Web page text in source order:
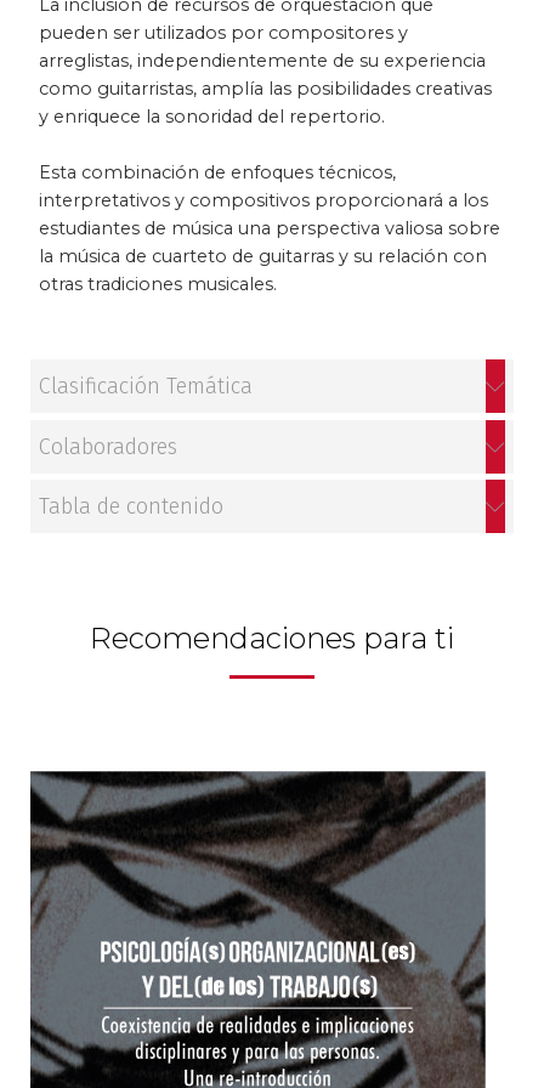
Patrimonio
Periodismo
Política y gobierno
Posconflicto
Psicología
La inclusión de recursos de orquestación que
pueden ser utilizados por compositores y
arreglistas, independientemente de su experiencia
como guitarristas, amplía las posibilidades creativas
y enriquece la sonoridad del repertorio.
Esta combinación de enfoques técnicos,
interpretativos y compositivos proporcionará a los
estudiantes de música una perspectiva valiosa sobre
la música de cuarteto de guitarras y su relación con
otras tradiciones musicales.
Clasificación Temática
Colaboradores
Tabla de contenido
Recomendaciones para ti